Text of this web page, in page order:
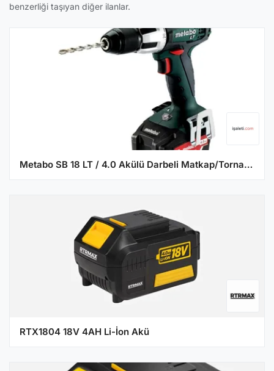
benzerliği taşıyan diğer ilanlar.
Metabo SB 18 LT / 4.0 Akülü Darbeli Matkap/Tornavida
RTX1804 18V 4AH Li-İon Akü